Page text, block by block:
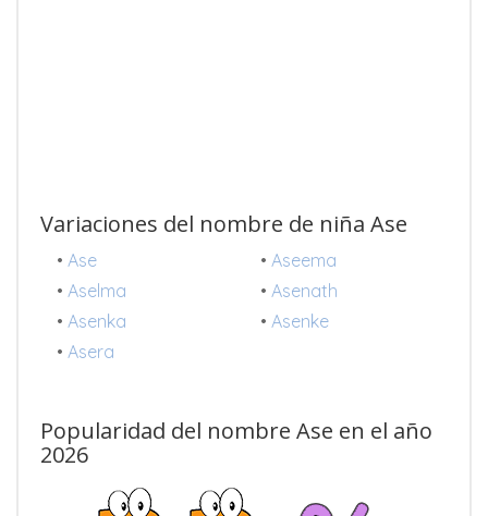
Variaciones del nombre de niña Ase
• Ase • Aseema
• Aselma • Asenath
• Asenka • Asenke
• Asera
Popularidad del nombre Ase en el año
2026